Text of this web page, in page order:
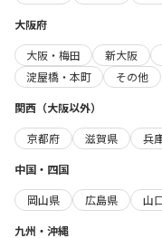
大阪府
大阪・梅田
新大阪
淀屋橋・本町
その他
関西（大阪以外）
京都府
滋賀県 兵
中国・四国
岡山県
広島県 山
九州・沖縄